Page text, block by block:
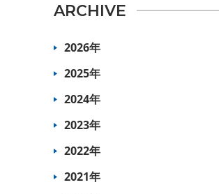
ARCHIVE
2026年
2025年
2024年
2023年
2022年
2021年